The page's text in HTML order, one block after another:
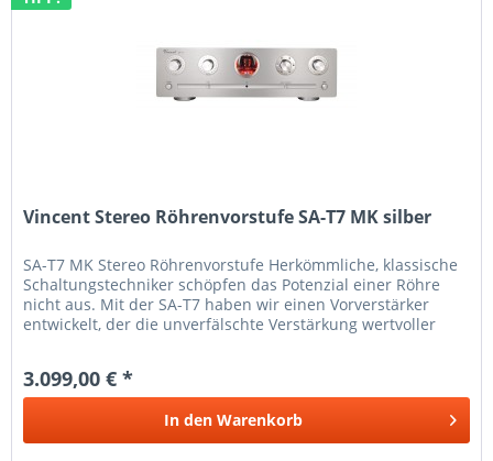
Vincent Stereo Röhrenvorstufe SA-T7 MK silber
SA-T7 MK Stereo Röhrenvorstufe Herkömmliche, klassische
Schaltungstechniker schöpfen das Potenzial einer Röhre
nicht aus. Mit der SA-T7 haben wir einen Vorverstärker
entwickelt, der die unverfälschte Verstärkung wertvoller
3.099,00 € *
In den Warenkorb